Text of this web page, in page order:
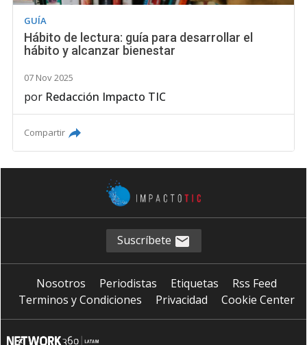
GUÍA
Hábito de lectura: guía para desarrollar el
hábito y alcanzar bienestar
07 Nov 2025
por Redacción Impacto TIC
Compartir
Suscríbete
Nosotros Periodistas Etiquetas
Rss Feed
Terminos y Condiciones
Privacidad Cookie Center